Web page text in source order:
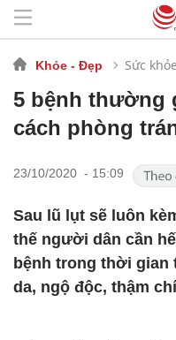
Khỏe - Đẹp Sức khỏe
5 bệnh thường
cách phòng
23/10/2020 - 15:09
Sau lũ lụt sẽ luôn
thế người dân cần
bệnh trong thời gian
da, ngộ độc, thậm